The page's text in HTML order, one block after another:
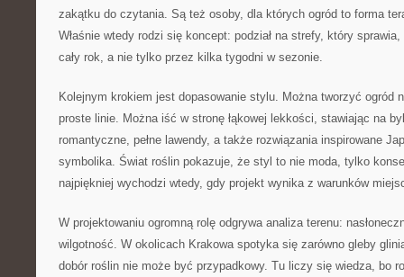
zakątku do czytania. Są też osoby, dla których ogród to forma
Właśnie wtedy rodzi się koncept: podział na strefy, który
cały rok, a nie tylko przez kilka tygodni w sezonie.
Kolejnym krokiem jest dopasowanie stylu. Można tworzyć ogród
proste linie. Można iść w stronę łąkowej lekkości, stawiając na
romantyczne, pełne lawendy, a także rozwiązania inspirowane
symbolika. Świat roślin pokazuje, że styl to nie moda, tylko
najpiękniej wychodzi wtedy, gdy projekt wynika z warunków
W projektowaniu ogromną rolę odgrywa analiza terenu:
wilgotność. W okolicach Krakowa spotyka się zarówno gleby
dobór roślin nie może być przypadkowy. Tu liczy się wiedza, bo